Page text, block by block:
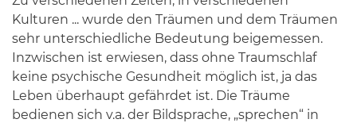
Kulturen ... wurde den Träumen und dem Träumen
sehr unterschiedliche Bedeutung beigemessen.
Inzwischen ist erwiesen, dass ohne Traumschlaf
keine psychische Gesundheit möglich ist, ja das
Leben überhaupt gefährdet ist. Die Träume
bedienen sich v.a. der Bildsprache, „sprechen“ in